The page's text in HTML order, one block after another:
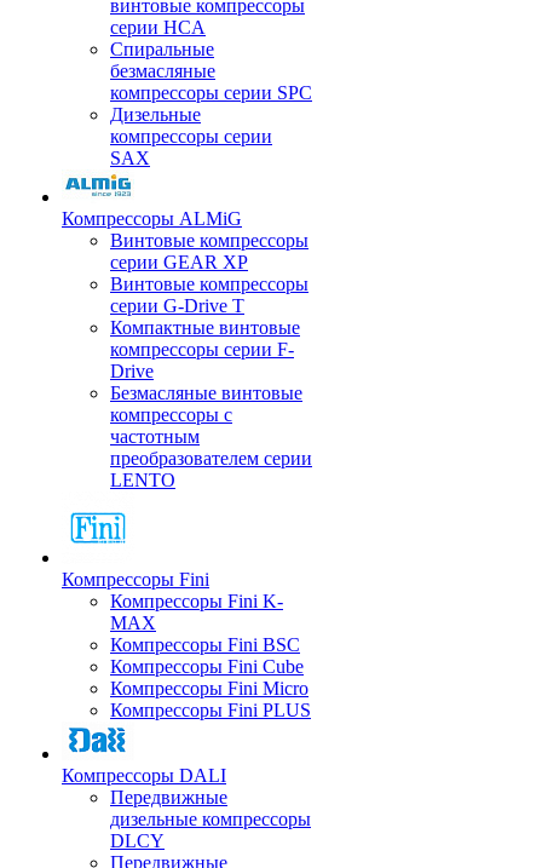
винтовые компрессоры
серии HCA
Спиральные
безмасляные
компрессоры серии SPC
Дизельные
компрессоры серии
SAX
Компрессоры ALMiG
Винтовые компрессоры
серии GEAR XP
Винтовые компрессоры
серии G-Drive T
Компактные винтовые
компрессоры серии F-
Drive
Безмасляные винтовые
компрессоры с
частотным
преобразователем серии
LENTO
Компрессоры Fini
Компрессоры Fini K-
MAX
Компрессоры Fini BSC
Компрессоры Fini Cube
Компрессоры Fini Micro
Компрессоры Fini PLUS
Компрессоры DALI
Передвижные
дизельные компрессоры
DLCY
Передвижные